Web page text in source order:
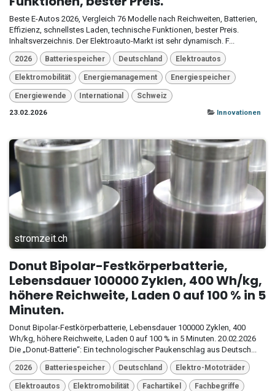
Beste E-Autos 2026, Vergleich 76 Modelle nach Reichweiten, Batterien,
Effizienz, schnellstes Laden, technische Funktionen, bester Preis.
Inhaltsverzeichnis. Der Elektroauto-Markt ist sehr dynamisch. F...
2026 Batteriespeicher Deutschland Elektroautos
Elektromobilität Energiemanagement Energiespeicher
Energiewende International
Schweiz
23.02.2026
Innovationen
stromzeit.ch
Donut Bipolar-Festkörperbatterie,
Lebensdauer 100000 Zyklen, 400 Wh/kg,
höhere Reichweite, Laden 0 auf 100 % in 5
Minuten.
Donut Bipolar-Festkörperbatterie, Lebensdauer 100000 Zyklen, 400
Wh/kg, höhere Reichweite, Laden 0 auf 100 % in 5 Minuten. 20.02.2026
Die „Donut-Batterie“: Ein technologischer Paukenschlag aus Deutsch...
2026 Batteriespeicher Deutschland Elektro-Mototräder
Elektroautos Elektromobilität Fachartikel Fachbegriffe